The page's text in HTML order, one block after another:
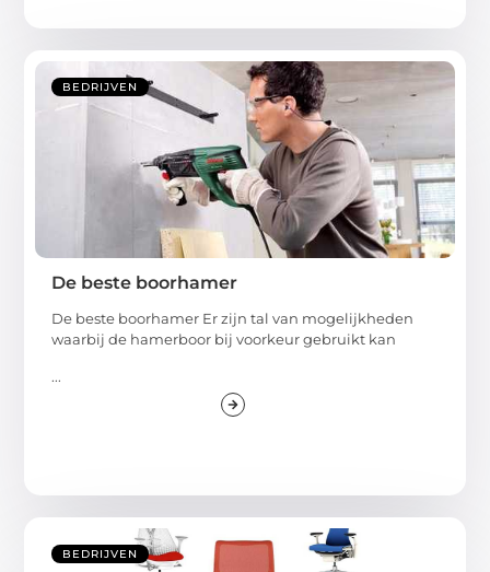
BEDRIJVEN
De beste boorhamer
De beste boorhamer Er zijn tal van mogelijkheden
waarbij de hamerboor bij voorkeur gebruikt kan
...
BEDRIJVEN